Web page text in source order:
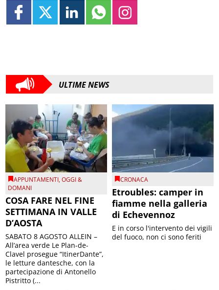
ULTIME NEWS
APPUNTAMENTI,OGGI &
DOMANI
COSA FARE NEL FINE
SETTIMANA IN VALLE
D’AOSTA
SABATO 8 AGOSTO ALLEIN –
All’area verde Le Plan-de-
Clavel prosegue “ItinerDante”,
le letture dantesche, con la
partecipazione di Antonello
Pistritto (...
CRONACA
Etroubles: camper in
fiamme nella galleria
di Echevennoz
E in corso l'intervento dei vigili
del fuoco, non ci sono feriti